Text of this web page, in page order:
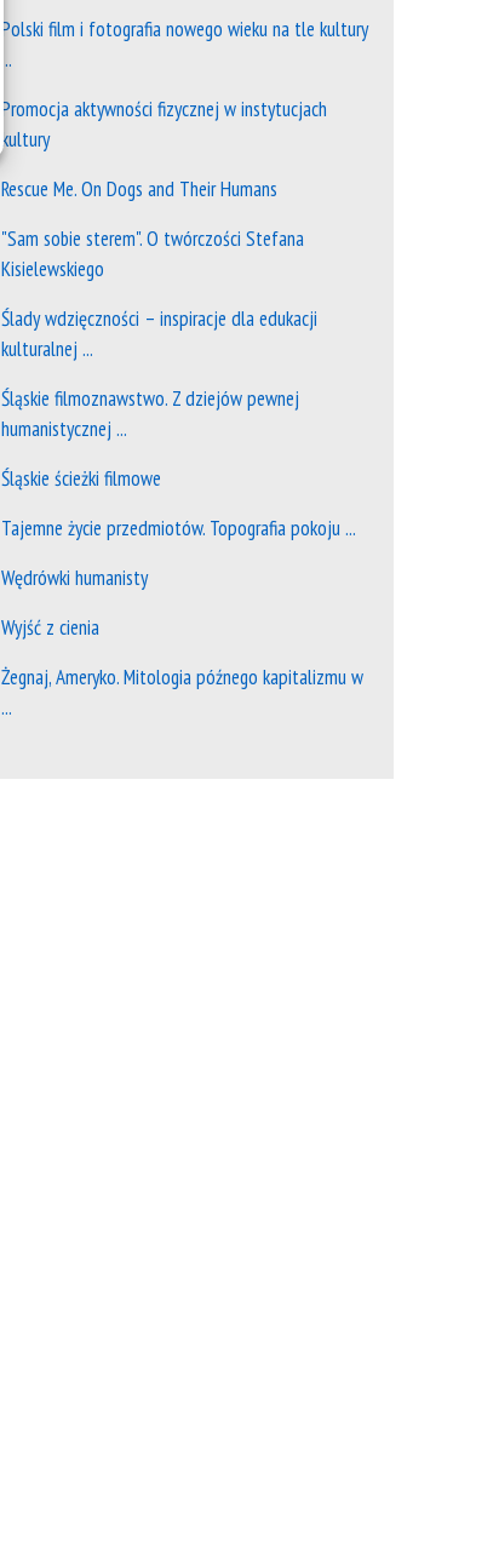
Polski film i fotografia nowego wieku na tle kultury
...
Promocja aktywności fizycznej w instytucjach
kultury
Rescue Me. On Dogs and Their Humans
"Sam sobie sterem". O twórczości Stefana
Kisielewskiego
Ślady wdzięczności – inspiracje dla edukacji
kulturalnej ...
Śląskie filmoznawstwo. Z dziejów pewnej
humanistycznej ...
Śląskie ścieżki filmowe
Tajemne życie przedmiotów. Topografia pokoju ...
Wędrówki humanisty
Wyjść z cienia
Żegnaj, Ameryko. Mitologia późnego kapitalizmu w
...